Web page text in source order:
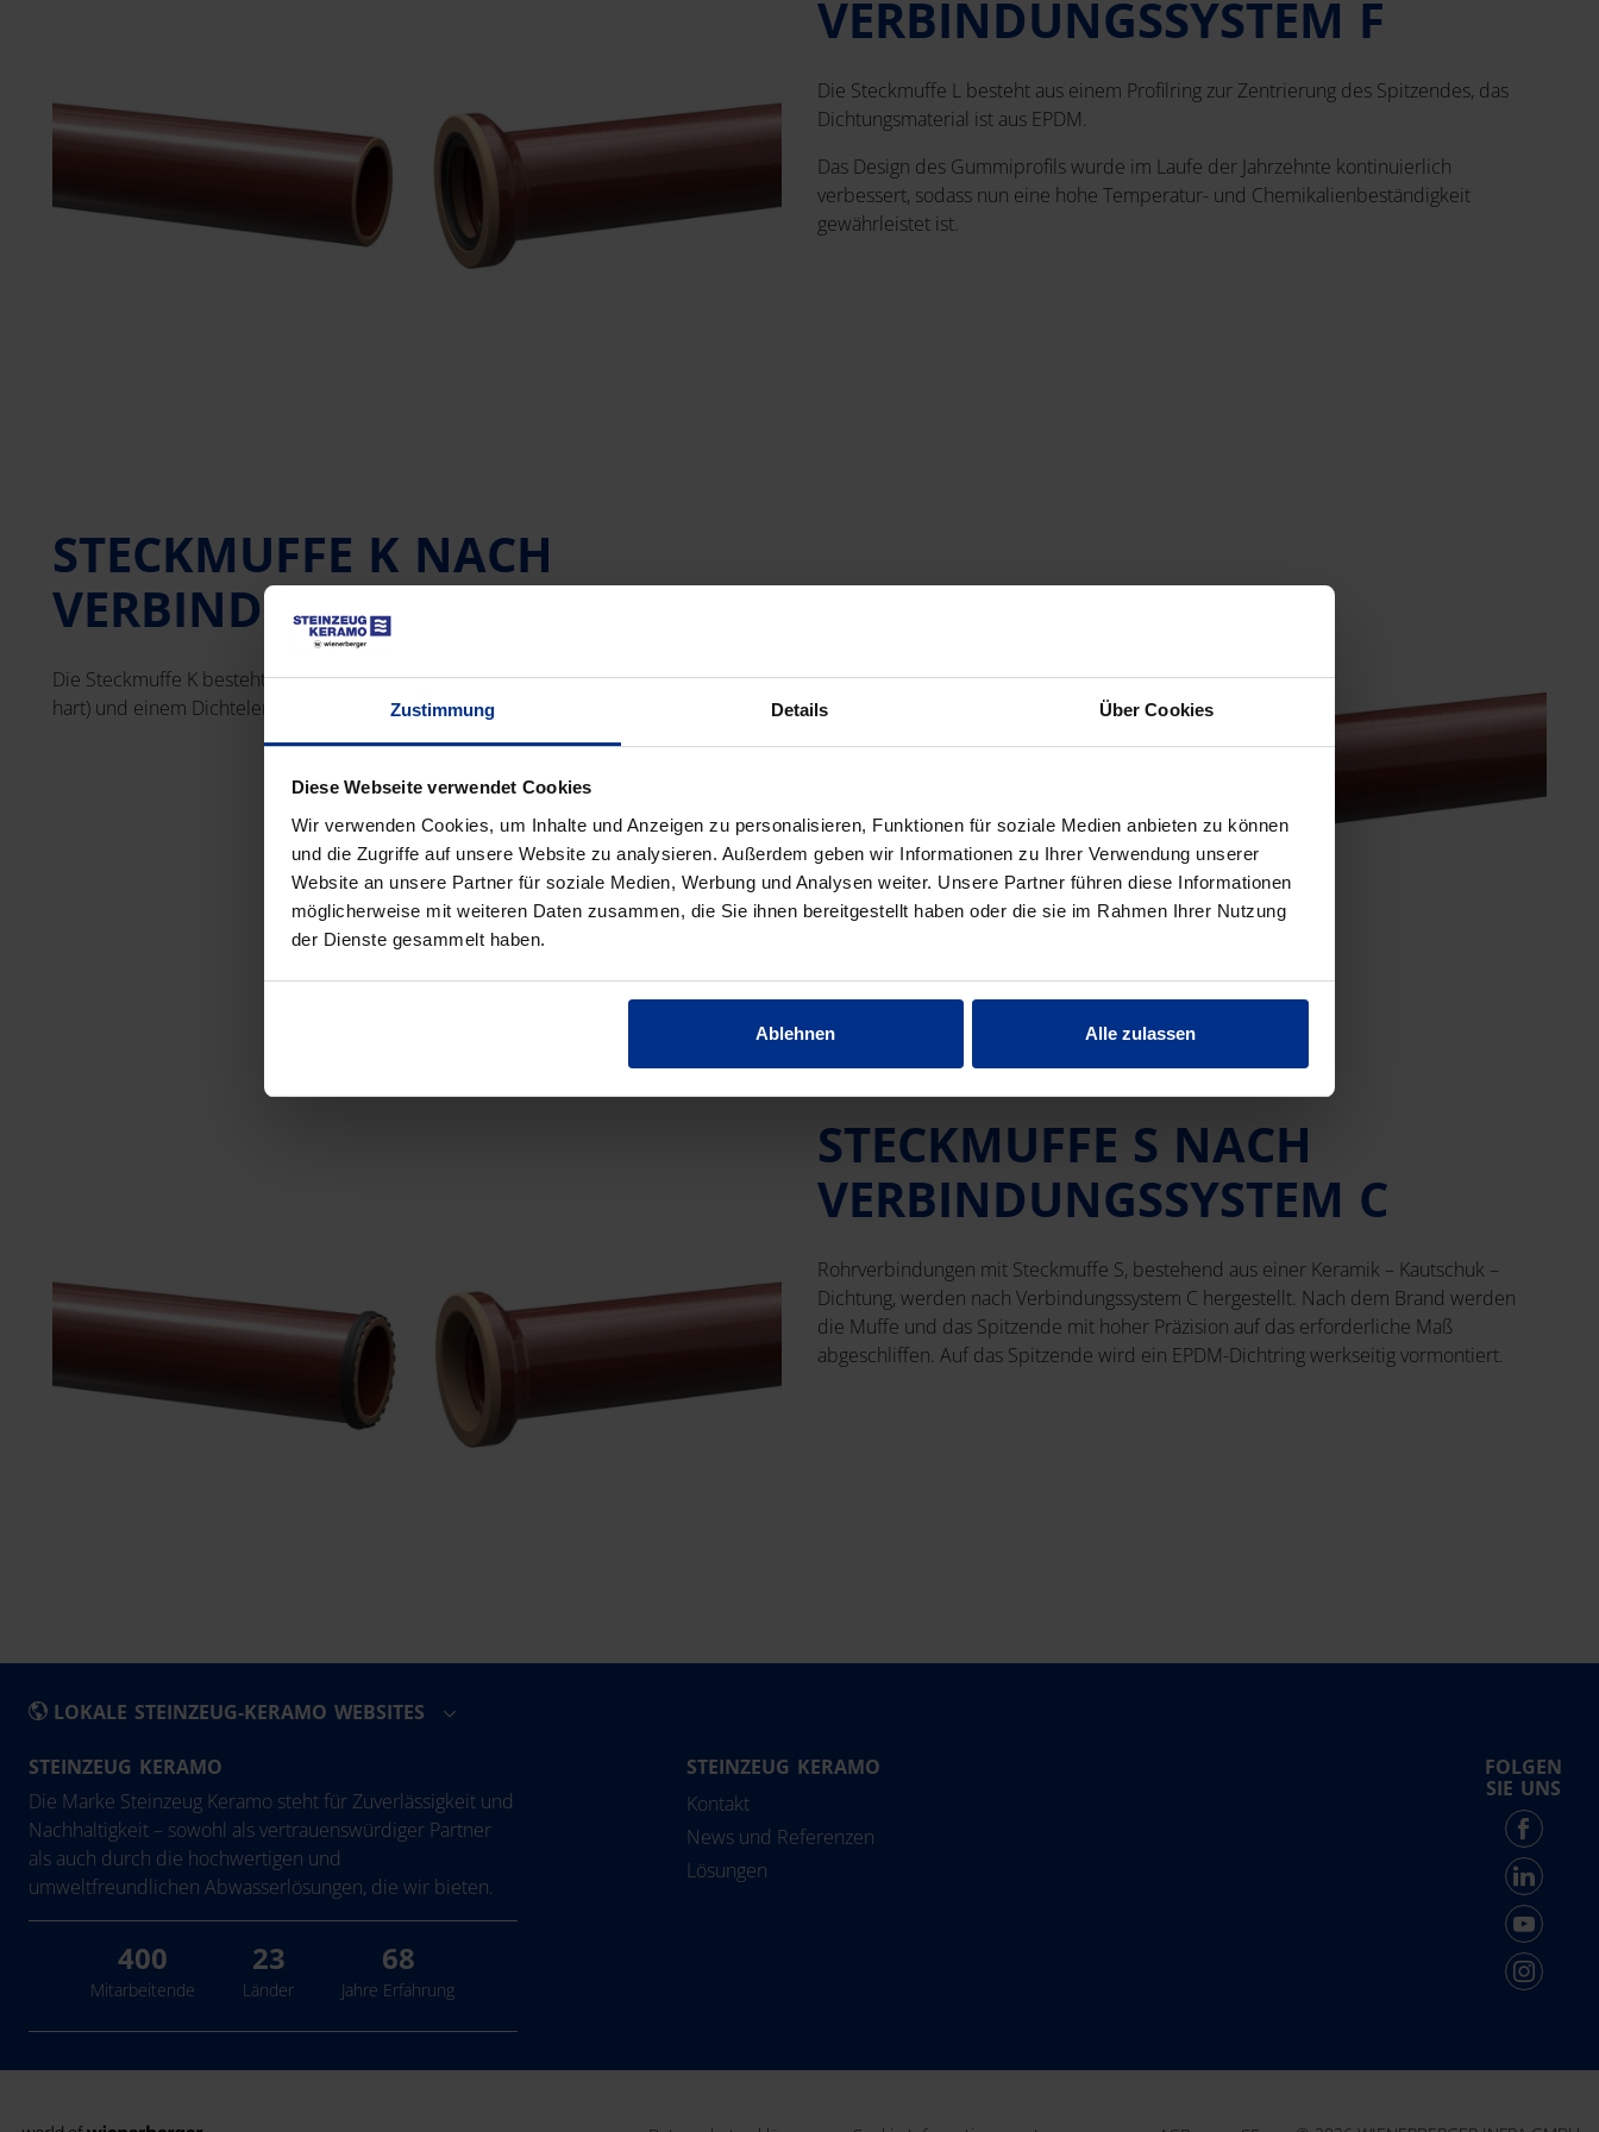
Zustimmung Details Über Cookies
Diese Webseite verwendet Cookies
Wir verwenden Cookies, um Inhalte und Anzeigen zu personalisieren, Funktionen für soziale Medien anbieten zu können
und die Zugriffe auf unsere Website zu analysieren. Außerdem geben wir Informationen zu Ihrer Verwendung unserer
Website an unsere Partner für soziale Medien, Werbung und Analysen weiter. Unsere Partner führen diese Informationen
möglicherweise mit weiteren Daten zusammen, die Sie ihnen bereitgestellt haben oder die sie im Rahmen Ihrer Nutzung
der Dienste gesammelt haben.
Ablehnen Alle zulassen
VERBINDUNGSSYSTEM F
Die Steckmuffe L besteht aus einem Profilring zur Zentrierung des Spitzendes, das
Dichtungsmaterial ist aus EPDM.
Das Design des Gummiprofils wurde im Laufe der Jahrzehnte kontinuierlich
verbessert, sodass nun eine hohe Temperatur- und Chemikalienbeständigkeit
gewährleistet ist.
STECKMUFFE K NACH
VERBINDUNGSSYSTEM C
Die Steckmuffe K besteht aus einem Ausgleichselement in der Muffe (Polyurethan-
hart) und einem Dichtelement am Spitzende (Polyurethan-weich).
STECKMUFFE S NACH
VERBINDUNGSSYSTEM C
Rohrverbindungen mit Steckmuffe S, bestehend aus einer Keramik – Kautschuk –
Dichtung, werden nach Verbindungssystem C hergestellt. Nach dem Brand werden
die Muffe und das Spitzende mit hoher Präzision auf das erforderliche Maß
abgeschliffen. Auf das Spitzende wird ein EPDM-Dichtring werkseitig vormontiert.
LOKALE STEINZEUG-KERAMO WEBSITES
België
Česká Republika
Deutschland
España
STEINZEUG KERAMO
Die Marke Steinzeug Keramo steht für Zuverlässigkeit und
Nachhaltigkeit – sowohl als vertrauenswürdiger Partner
als auch durch die hochwertigen und
umweltfreundlichen Abwasserlösungen, die wir bieten.
400
Mitarbeitende
23
Länder
68
Jahre Erfahrung
STEINZEUG KERAMO
Kontakt
News und Referenzen
Lösungen
FOLGEN
SIE UNS